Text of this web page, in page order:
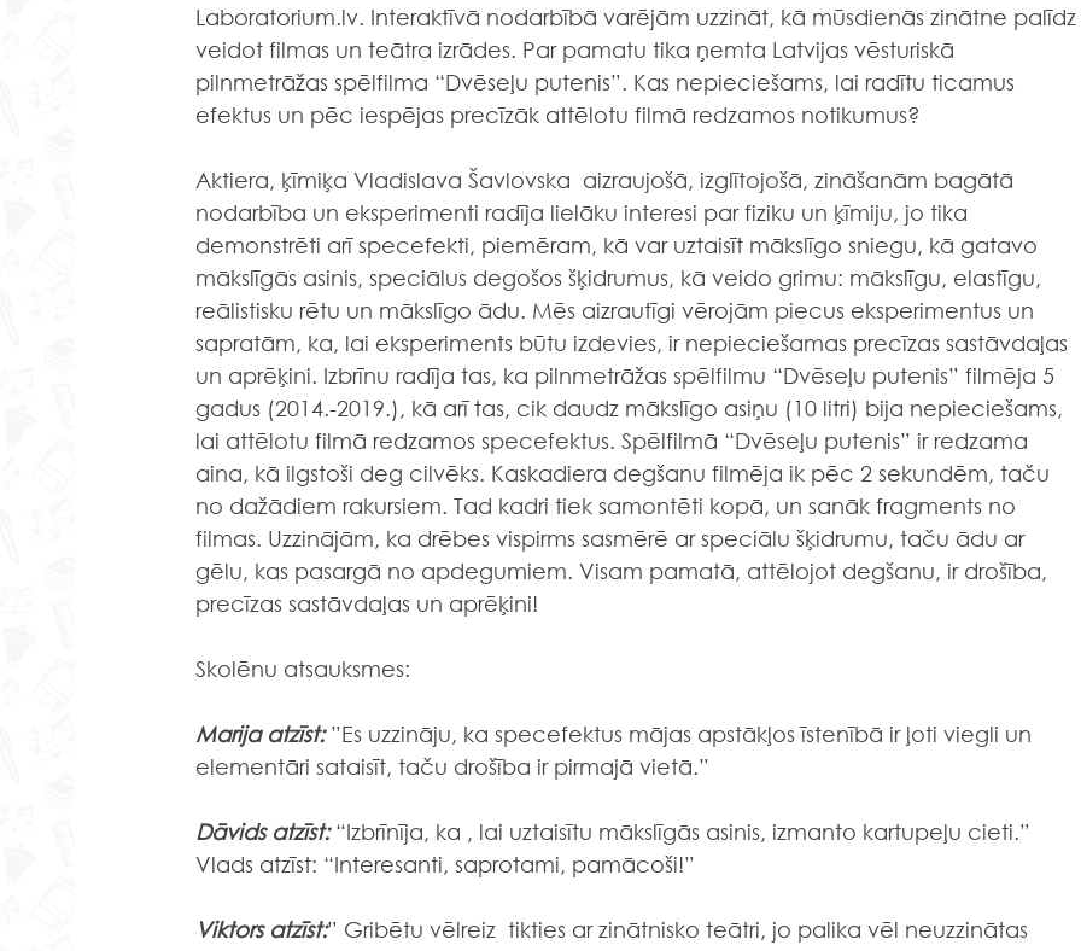
Laboratorium.lv. Interaktīvā nodarbībā varējām uzzināt, kā mūsdienās zinātne palīdz
veidot filmas un teātra izrādes. Par pamatu tika ņemta Latvijas vēsturiskā
pilnmetrāžas spēlfilma “Dvēseļu putenis”. Kas nepieciešams, lai radītu ticamus
efektus un pēc iespējas precīzāk attēlotu filmā redzamos notikumus?
Aktiera, ķīmiķa Vladislava Šavlovska  aizraujošā, izglītojošā, zināšanām bagātā
nodarbība un eksperimenti radīja lielāku interesi par fiziku un ķīmiju, jo tika
demonstrēti arī specefekti, piemēram, kā var uztaisīt mākslīgo sniegu, kā gatavo
mākslīgās asinis, speciālus degošos šķidrumus, kā veido grimu: mākslīgu, elastīgu,
reālistisku rētu un mākslīgo ādu. Mēs aizrautīgi vērojām piecus eksperimentus un
sapratām, ka, lai eksperiments būtu izdevies, ir nepieciešamas precīzas sastāvdaļas
un aprēķini. Izbrīnu radīja tas, ka pilnmetrāžas spēlfilmu “Dvēseļu putenis” filmēja 5
gadus (2014.-2019.), kā arī tas, cik daudz mākslīgo asiņu (10 litri) bija nepieciešams,
lai attēlotu filmā redzamos specefektus. Spēlfilmā “Dvēseļu putenis” ir redzama
aina, kā ilgstoši deg cilvēks. Kaskadiera degšanu filmēja ik pēc 2 sekundēm, taču
no dažādiem rakursiem. Tad kadri tiek samontēti kopā, un sanāk fragments no
filmas. Uzzinājām, ka drēbes vispirms sasmērē ar speciālu šķidrumu, taču ādu ar
gēlu, kas pasargā no apdegumiem. Visam pamatā, attēlojot degšanu, ir drošība,
precīzas sastāvdaļas un aprēķini!
Skolēnu atsauksmes:
Marija atzīst: ”Es uzzināju, ka specefektus mājas apstākļos īstenībā ir ļoti viegli un
elementāri sataisīt, taču drošība ir pirmajā vietā.”
Dāvids atzīst: “Izbrīnīja, ka , lai uztaisītu mākslīgās asinis, izmanto kartupeļu cieti.”
Vlads atzīst: “Interesanti, saprotami, pamācoši!”
Viktors atzīst:” Gribētu vēlreiz  tikties ar zinātnisko teātri, jo palika vēl neuzzinātas